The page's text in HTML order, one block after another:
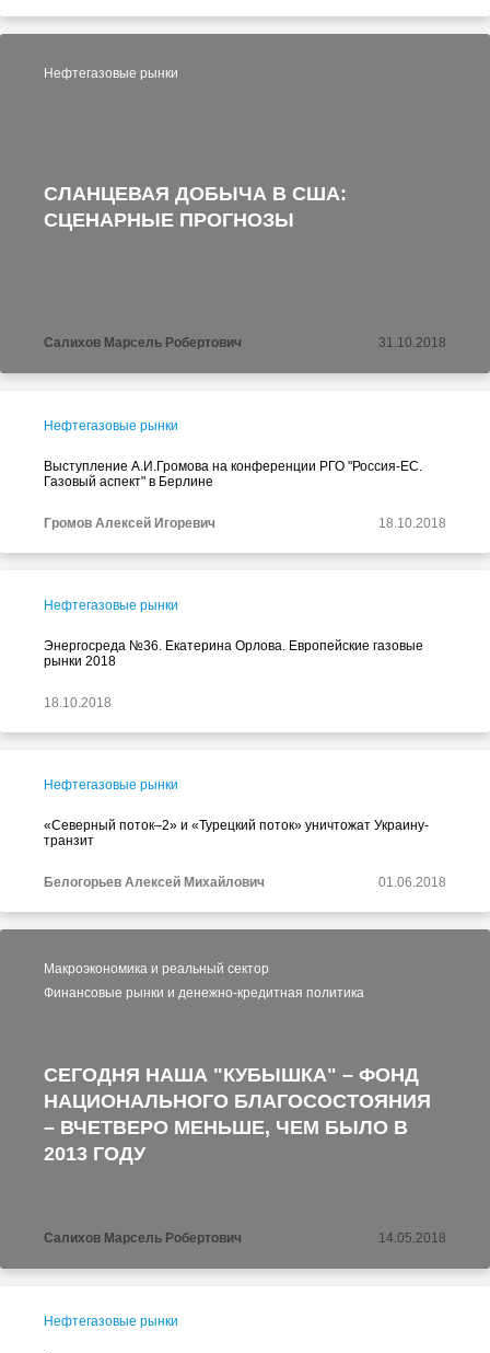
Нефтегазовые рынки
СЛАНЦЕВАЯ ДОБЫЧА В США:
СЦЕНАРНЫЕ ПРОГНОЗЫ
Салихов Марсель Робертович 31.10.2018
Нефтегазовые рынки
Выступление А.И.Громова на конференции РГО "Россия-ЕС.
Газовый аспект" в Берлине
Громов Алексей Игоревич 18.10.2018
Нефтегазовые рынки
Энергосреда №36. Екатерина Орлова. Европейские газовые
рынки 2018
18.10.2018
Нефтегазовые рынки
«Северный поток–2» и «Турецкий поток» уничтожат Украину-
транзит
Белогорьев Алексей Михайлович 01.06.2018
Макроэкономика и реальный сектор
Финансовые рынки и денежно-кредитная политика
СЕГОДНЯ НАША "КУБЫШКА" – ФОНД
НАЦИОНАЛЬНОГО БЛАГОСОСТОЯНИЯ
– ВЧЕТВЕРО МЕНЬШЕ, ЧЕМ БЫЛО В
2013 ГОДУ
Салихов Марсель Робертович 14.05.2018
Нефтегазовые рынки